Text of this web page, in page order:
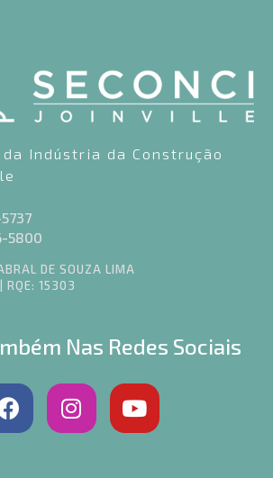
Indústria da Construção
5800
DE SOUZA LIMA
RQE: 15303
Nas Redes Sociais